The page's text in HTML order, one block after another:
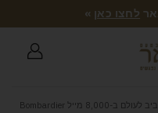
לחצו כאן »
/ מסביב לעולם ב-8,000 מייל Bombardier